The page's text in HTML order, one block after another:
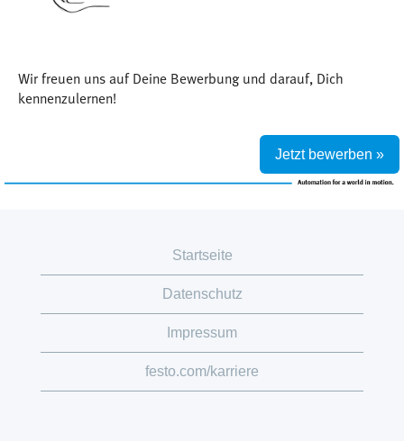
Wir freuen uns auf Deine Bewerbung und darauf, Dich
kennenzulernen!
Jetzt bewerben »
Startseite
Datenschutz
Impressum
festo.com/karriere